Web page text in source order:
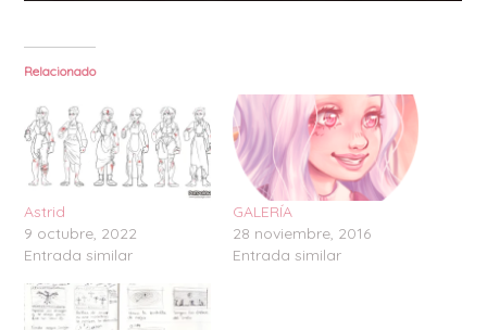
Relacionado
Astrid
9 octubre, 2022
Entrada similar
GALERÍA
28 noviembre, 2016
Entrada similar